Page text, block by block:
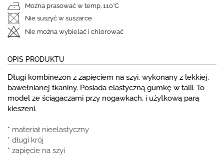
Można prasować w temp. 110°C
Nie suszyć w suszarce
Nie można wybielać i chlorować
OPIS PRODUKTU
Długi kombinezon z zapięciem na szyi, wykonany z lekkiej,
bawełnianej tkaniny. Posiada elastyczną gumkę w talii. To
model ze ściągaczami przy nogawkach, i użytkową parą
kieszeni.
* materiał nieelastyczny
* długi krój
* zapięcie na szyi